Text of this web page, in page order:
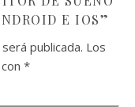
E IOS”
publicada. Los
*